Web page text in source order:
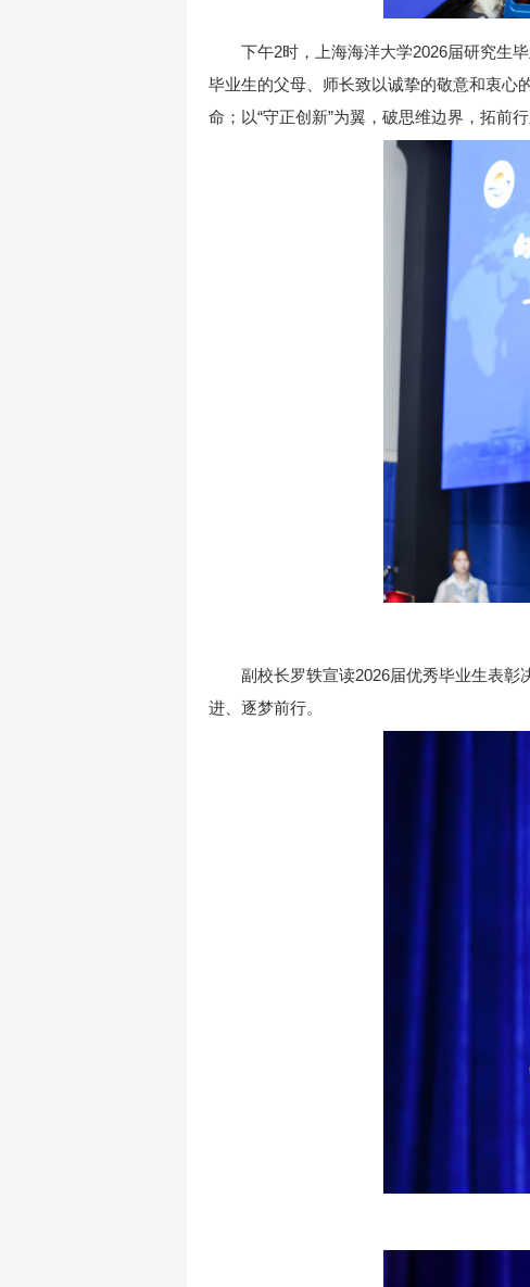
下午2时，上海海洋大学2026届研究生
毕业生的父母、师长致以诚挚的敬意和衷心
命；以“守正创新”为翼，破思维边界，拓前
副校长罗轶宣读2026届优秀毕业生表
进、逐梦前行。